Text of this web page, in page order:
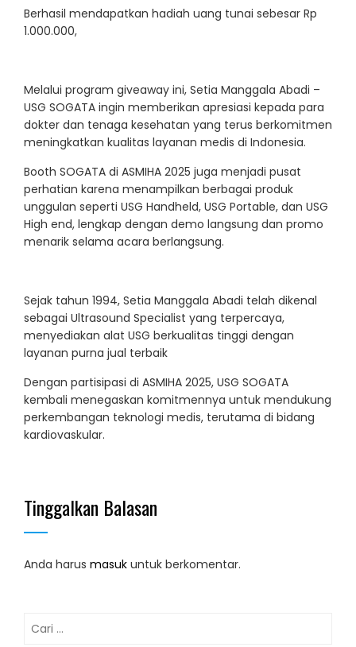
Berhasil mendapatkan hadiah uang tunai sebesar Rp
1.000.000,
Melalui program giveaway ini, Setia Manggala Abadi –
USG SOGATA ingin memberikan apresiasi kepada para
dokter dan tenaga kesehatan yang terus berkomitmen
meningkatkan kualitas layanan medis di Indonesia.
Booth SOGATA di ASMIHA 2025 juga menjadi pusat
perhatian karena menampilkan berbagai produk
unggulan seperti USG Handheld, USG Portable, dan USG
High end, lengkap dengan demo langsung dan promo
menarik selama acara berlangsung.
Sejak tahun 1994, Setia Manggala Abadi telah dikenal
sebagai Ultrasound Specialist yang terpercaya,
menyediakan alat USG berkualitas tinggi dengan
layanan purna jual terbaik
Dengan partisipasi di ASMIHA 2025, USG SOGATA
kembali menegaskan komitmennya untuk mendukung
perkembangan teknologi medis, terutama di bidang
kardiovaskular.
Tinggalkan Balasan
Anda harus masuk untuk berkomentar.
untuk: